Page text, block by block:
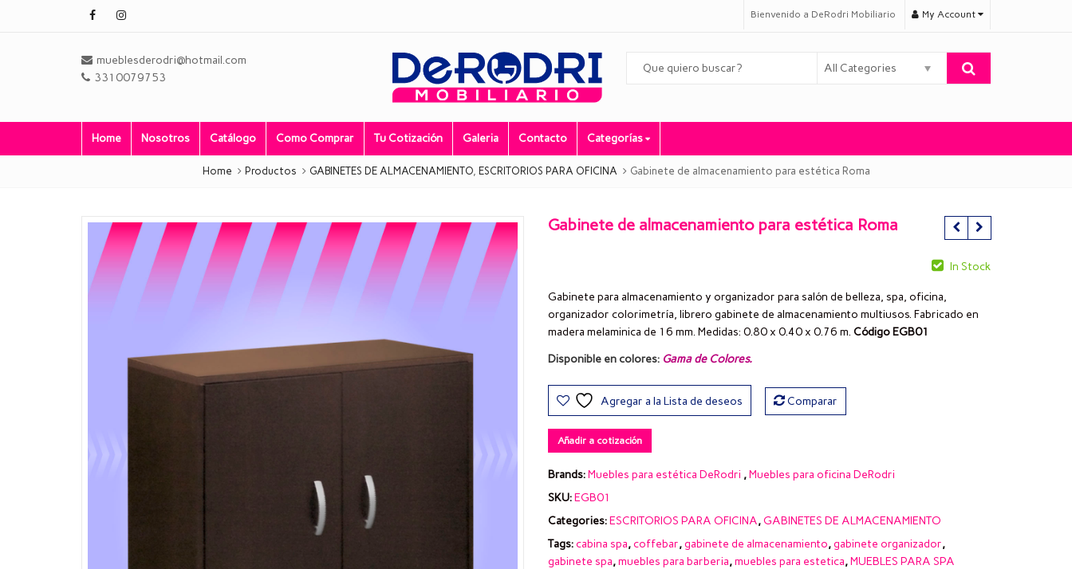
Bienvenido a DeRodri Mobiliario My Account
mueblesderodri@hotmail.com
3310079753
All Categories
Home Nosotros Catálogo Como Comprar Tu Cotización Galeria Contacto Categorías
Home Productos GABINETES DE ALMACENAMIENTO, ESCRITORIOS PARA OFICINA Gabinete de almacenamiento para estética Roma
Gabinete de almacenamiento para estética Roma
In Stock
Gabinete para almacenamiento y organizador para salón de belleza, spa, oficina,
organizador colorimetría, librero gabinete de almacenamiento multiusos. Fabricado en
madera melaminica de 16 mm. Medidas: 0.80 x 0.40 x 0.76 m. Código EGB01
Disponible en colores: Gama de Colores.
Agregar a la Lista de deseos Comparar
Añadir a cotización
Brands:Muebles para estética DeRodri ,Muebles para oficina DeRodri
SKU:EGB01
Categories:ESCRITORIOS PARA OFICINA,GABINETES DE ALMACENAMIENTO
Tags:cabina spa,coffebar,gabinete de almacenamiento,gabinete organizador,
gabinete spa,muebles para barberia,muebles para estetica,MUEBLES PARA SPA